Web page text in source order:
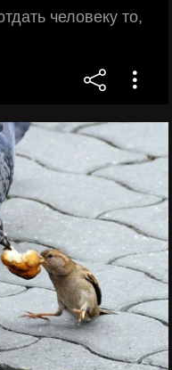
человеку то,